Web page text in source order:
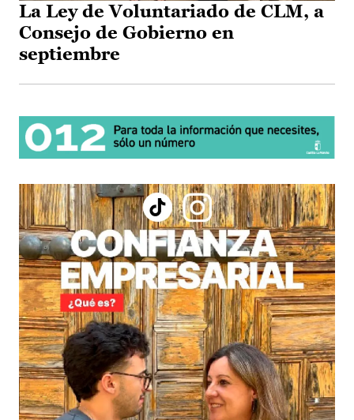
La Ley de Voluntariado de CLM, a
Consejo de Gobierno en
septiembre